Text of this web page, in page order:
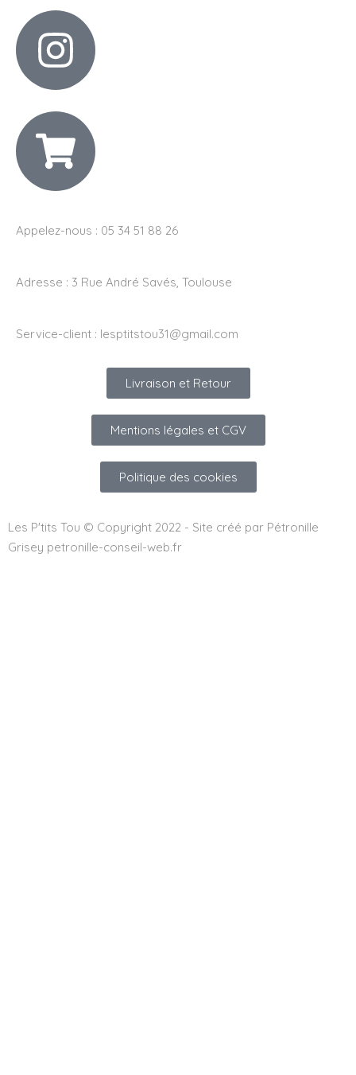
Appelez-nous : 05 34 51 88 26
Adresse : 3 Rue André Savés, Toulouse
Service-client : lesptitstou31@gmail.com
Livraison et Retour
Mentions légales et CGV
Politique des cookies
Les P'tits Tou © Copyright 2022 - Site créé par Pétronille
Grisey petronille-conseil-web.fr